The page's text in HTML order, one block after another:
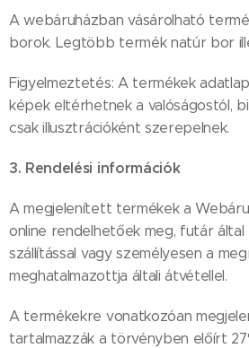
A webáruházban vásárolható
borok. Legtöbb termék natúr bor
Figyelmeztetés: A termékek
képek eltérhetnek a valóságostól,
csak illusztrációként szerepelnek.
3. Rendelési információk
A megjelenített termékek a
online rendelhetőek meg, futár
szállítással vagy személyesen a
meghatalmazottja általi átvétellel.
A termékekre vonatkozóan
tartalmazzák a törvényben előírt